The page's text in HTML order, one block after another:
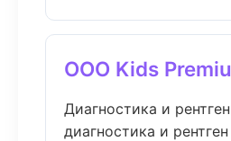
ООО Kids
Диагностика и
диагностика и